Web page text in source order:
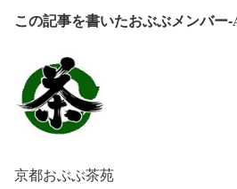
この記事を書いたおぶぶメンバー
京都おぶぶ茶苑